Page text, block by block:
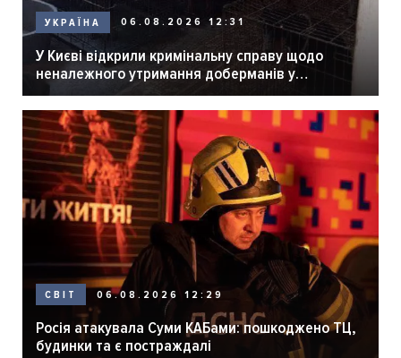
УКРАЇНА 06.08.2026 12:31
У Києві відкрили кримінальну справу щодо
неналежного утримання доберманів у
розпліднику
СВІТ 06.08.2026 12:29
Росія атакувала Суми КАБами: пошкоджено ТЦ,
будинки та є постраждалі